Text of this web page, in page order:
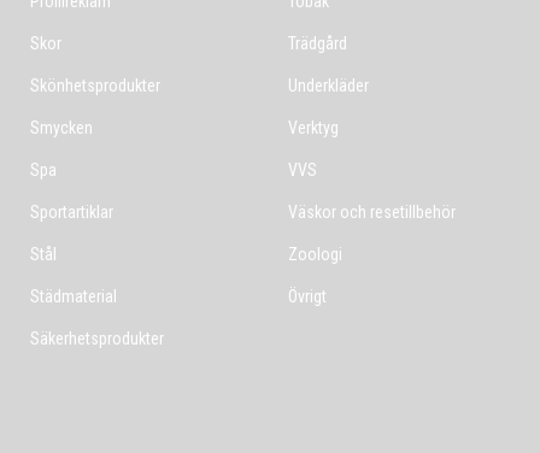
Skor
Skönhetsprodukter
Smycken
Spa
Sportartiklar
Stål
Städmaterial
Säkerhetsprodukter
Trädgård
Underkläder
Verktyg
VVS
Väskor och resetillbehör
Zoologi
Övrigt